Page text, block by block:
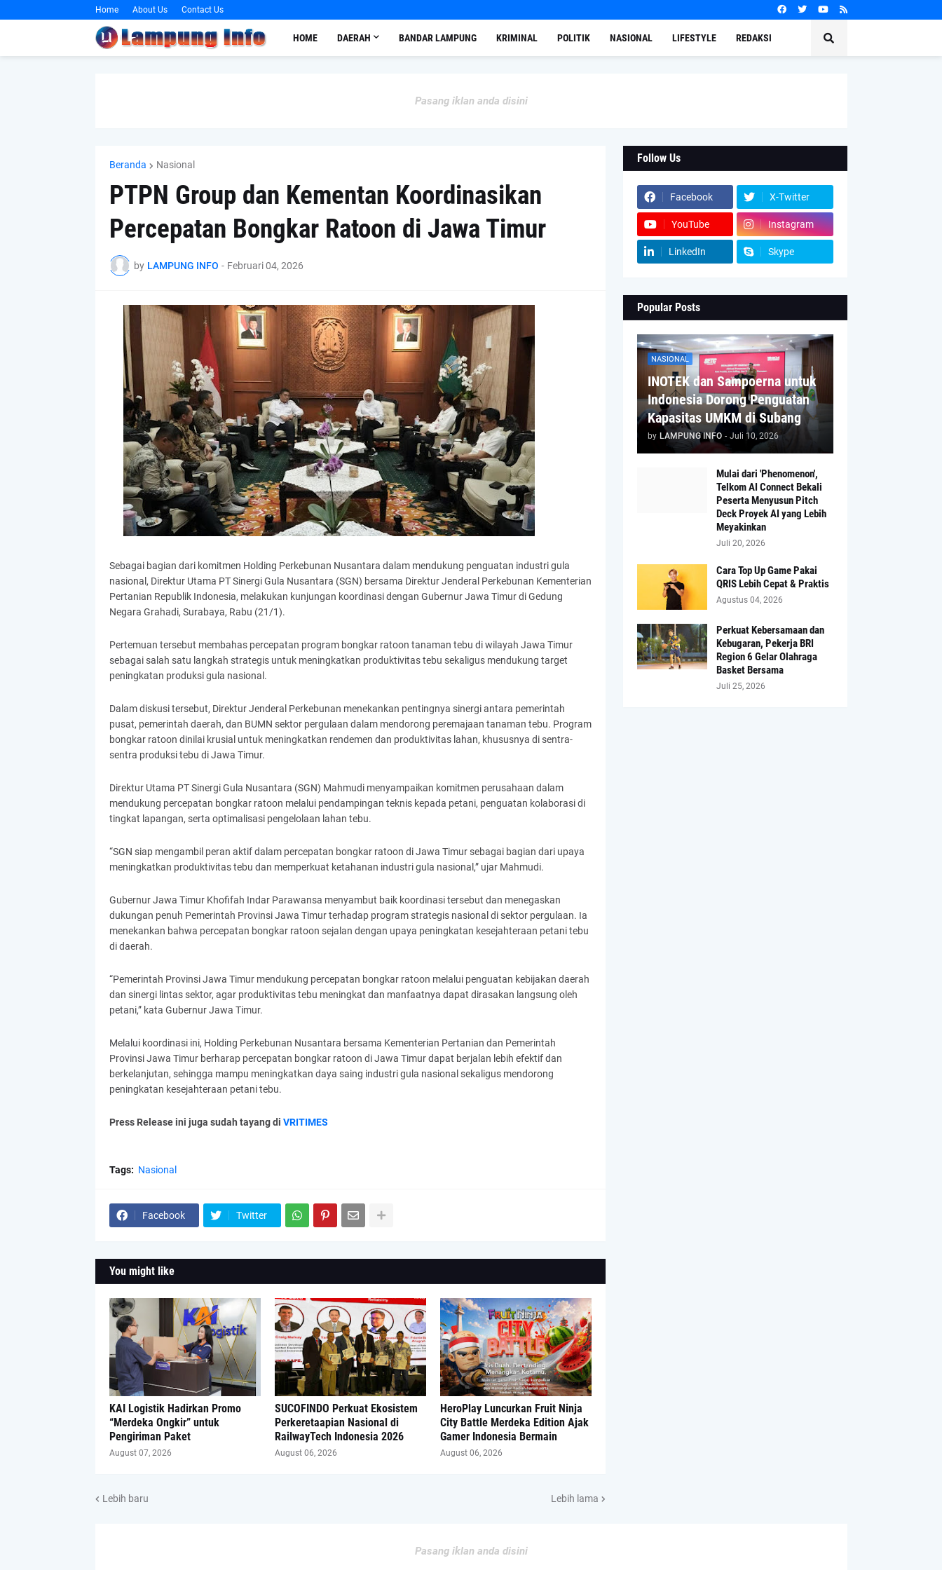
Home About Us Contact Us
HOME DAERAH BANDAR LAMPUNG KRIMINAL POLITIK NASIONAL LIFESTYLE REDAKSI
Pasang iklan anda disini
Beranda Nasional
PTPN Group dan Kementan Koordinasikan
Percepatan Bongkar Ratoon di Jawa Timur
by LAMPUNG INFO - Februari 04, 2026
Sebagai bagian dari komitmen Holding Perkebunan Nusantara dalam mendukung penguatan industri gula
nasional, Direktur Utama PT Sinergi Gula Nusantara (SGN) bersama Direktur Jenderal Perkebunan Kementerian
Pertanian Republik Indonesia, melakukan kunjungan koordinasi dengan Gubernur Jawa Timur di Gedung
Negara Grahadi, Surabaya, Rabu (21/1).
Pertemuan tersebut membahas percepatan program bongkar ratoon tanaman tebu di wilayah Jawa Timur
sebagai salah satu langkah strategis untuk meningkatkan produktivitas tebu sekaligus mendukung target
peningkatan produksi gula nasional.
Dalam diskusi tersebut, Direktur Jenderal Perkebunan menekankan pentingnya sinergi antara pemerintah
pusat, pemerintah daerah, dan BUMN sektor pergulaan dalam mendorong peremajaan tanaman tebu. Program
bongkar ratoon dinilai krusial untuk meningkatkan rendemen dan produktivitas lahan, khususnya di sentra-
sentra produksi tebu di Jawa Timur.
Direktur Utama PT Sinergi Gula Nusantara (SGN) Mahmudi menyampaikan komitmen perusahaan dalam
mendukung percepatan bongkar ratoon melalui pendampingan teknis kepada petani, penguatan kolaborasi di
tingkat lapangan, serta optimalisasi pengelolaan lahan tebu.
“SGN siap mengambil peran aktif dalam percepatan bongkar ratoon di Jawa Timur sebagai bagian dari upaya
meningkatkan produktivitas tebu dan memperkuat ketahanan industri gula nasional,” ujar Mahmudi.
Gubernur Jawa Timur Khofifah Indar Parawansa menyambut baik koordinasi tersebut dan menegaskan
dukungan penuh Pemerintah Provinsi Jawa Timur terhadap program strategis nasional di sektor pergulaan. Ia
menekankan bahwa percepatan bongkar ratoon sejalan dengan upaya peningkatan kesejahteraan petani tebu
di daerah.
“Pemerintah Provinsi Jawa Timur mendukung percepatan bongkar ratoon melalui penguatan kebijakan daerah
dan sinergi lintas sektor, agar produktivitas tebu meningkat dan manfaatnya dapat dirasakan langsung oleh
petani,” kata Gubernur Jawa Timur.
Melalui koordinasi ini, Holding Perkebunan Nusantara bersama Kementerian Pertanian dan Pemerintah
Provinsi Jawa Timur berharap percepatan bongkar ratoon di Jawa Timur dapat berjalan lebih efektif dan
berkelanjutan, sehingga mampu meningkatkan daya saing industri gula nasional sekaligus mendorong
peningkatan kesejahteraan petani tebu.
Press Release ini juga sudah tayang di VRITIMES
Tags: Nasional
Facebook Twitter
You might like
KAI Logistik Hadirkan Promo
“Merdeka Ongkir” untuk
Pengiriman Paket
August 07, 2026
SUCOFINDO Perkuat Ekosistem
Perkeretaapian Nasional di
RailwayTech Indonesia 2026
August 06, 2026
HeroPlay Luncurkan Fruit Ninja
City Battle Merdeka Edition Ajak
Gamer Indonesia Bermain
August 06, 2026
Lebih baru Lebih lama
Follow Us
Facebook X-Twitter
YouTube Instagram
LinkedIn Skype
Popular Posts
NASIONAL
INOTEK dan Sampoerna untuk
Indonesia Dorong Penguatan
Kapasitas UMKM di Subang
by LAMPUNG INFO - Juli 10, 2026
Mulai dari 'Phenomenon',
Telkom AI Connect Bekali
Peserta Menyusun Pitch
Deck Proyek AI yang Lebih
Meyakinkan
Juli 20, 2026
Cara Top Up Game Pakai
QRIS Lebih Cepat & Praktis
Agustus 04, 2026
Perkuat Kebersamaan dan
Kebugaran, Pekerja BRI
Region 6 Gelar Olahraga
Basket Bersama
Juli 25, 2026
Pasang iklan anda disini